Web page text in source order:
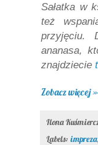
Sałatka w
też
przyjęciu.
ananasa,
znajdziecie
Zobacz więcej »
Ilona
Labels: impreza